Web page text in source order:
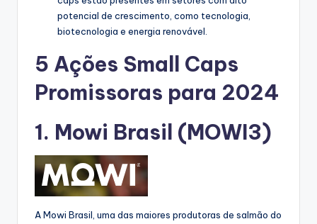
potencial de crescimento, como tecnologia,
biotecnologia e energia renovável.
5 Ações Small Caps
Promissoras para 2024
1. Mowi Brasil (MOWI3)
A Mowi Brasil, uma das maiores produtoras de salmão do